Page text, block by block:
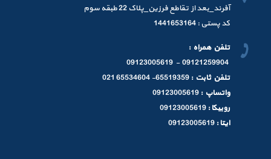
آفرند_بعد از تقاطع فرزین_پلاک 22 طبقه سوم
کد پستی : 1441653164
تلفن همراه :
09121259904 - 09123005619
تلفن ثابت : 65519359- 65534604 021
واتساپ : 09123005619
روبیکا : 09123005619
ایتا : 09123005619